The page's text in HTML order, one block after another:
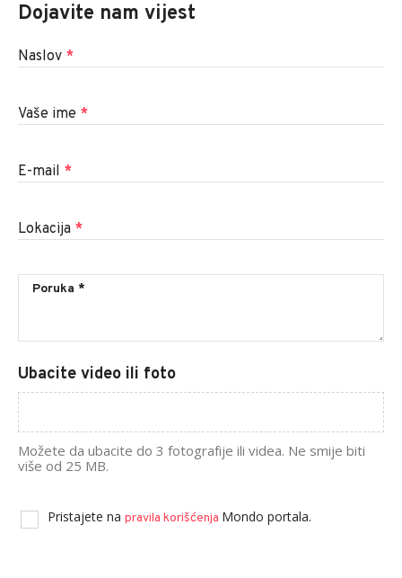
Dojavite nam vijest
Naslov *
Vaše ime *
E-mail *
Lokacija *
Ubacite video ili foto
Možete da ubacite do 3 fotografije ili videa. Ne smije biti
više od 25 MB.
Pristajete na pravila korišćenja Mondo portala.